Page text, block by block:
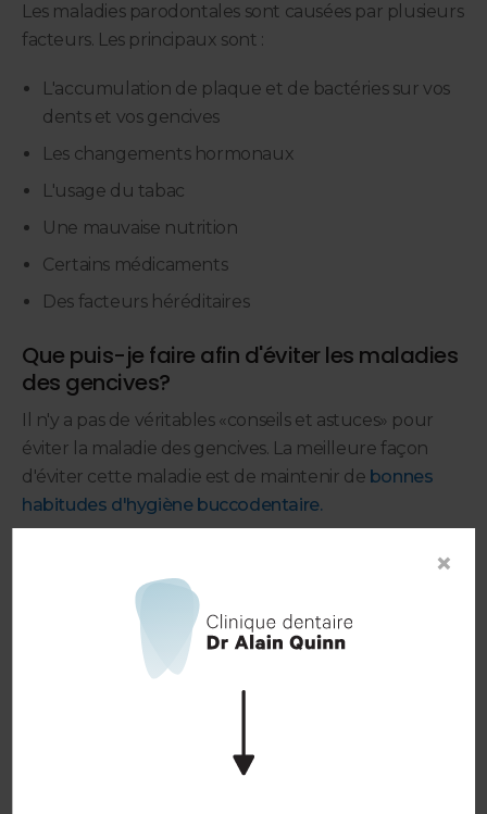
Les maladies parodontales sont causées par plusieurs
facteurs. Les principaux sont :
L'accumulation de plaque et de bactéries sur vos
dents et vos gencives
Les changements hormonaux
L'usage du tabac
Une mauvaise nutrition
Certains médicaments
Des facteurs héréditaires
Que puis-je faire afin d'éviter les maladies
des gencives?
Il n'y a pas de véritables «conseils et astuces» pour
éviter la maladie des gencives. La meilleure façon
d'éviter cette maladie est de maintenir de bonnes
habitudes d'hygiène buccodentaire.
causer la maladie des gencives. Si vous suivez
rigoureusement une routine d'hygiène
buccodentaire, il sera très difficile pour la maladie des
gencives de se développer.
génétiques, tant que vous vous brossez les dents et
×